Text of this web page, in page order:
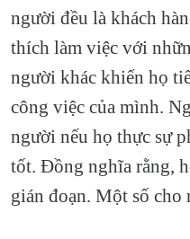
người đều là khách
thích làm việc với
người khác khiến họ
công việc của mình.
người nếu họ thực sự
tốt. Đồng nghĩa rằng,
gián đoạn. Một số